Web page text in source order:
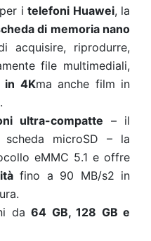
i telefoni Huawei, la
di memoria nano
acquisire, riprodurre,
file multimediali,
in 4Kma anche film in
ultra-compatte – il
microSD – la
eMMC 5.1 e offre
fino a 90 MB/s2 in
da64 GB, 128 GB e